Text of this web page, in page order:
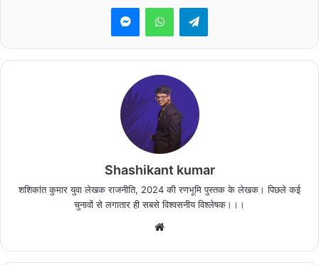
MessengerWhatsAppTelegram
Shashikant kumar
शशिकांत कुमार युवा लेखक राजनीति, 2024 की रणभूमि पुस्तक के लेखक। पिछले कई
चुनावों से लगातार ही सबसे विश्वसनीय विश्लेषक।।।
Website